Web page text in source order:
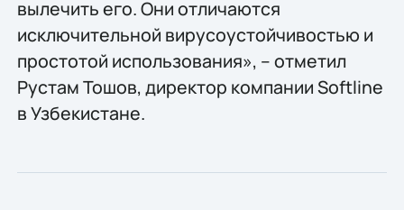
вылечить его. Они отличаются
исключительной вирусоустойчивостью и
простотой использования», – отметил
Рустам Тошов, директор компании Softline
в Узбекистане.